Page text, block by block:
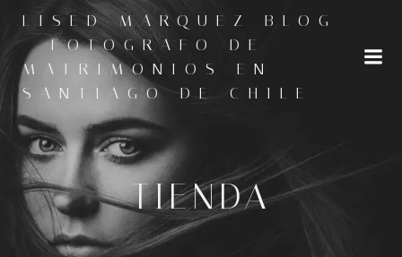
al
contenido
LISED MARQUEZ BLOG
- FOTOGRAFO DE
MATRIMONIOS EN
SANTIAGO DE CHILE
TIENDA